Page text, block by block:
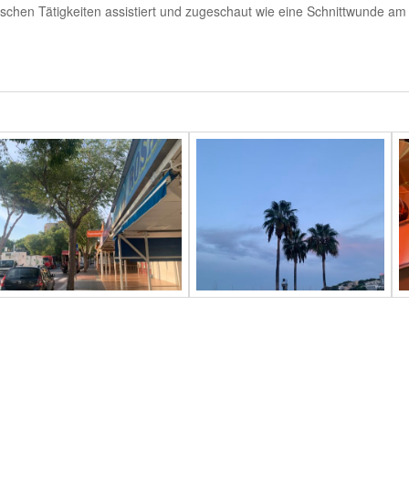
Tätig­keiten assis­tiert und zuge­schaut wie eine Schnitt­wunde